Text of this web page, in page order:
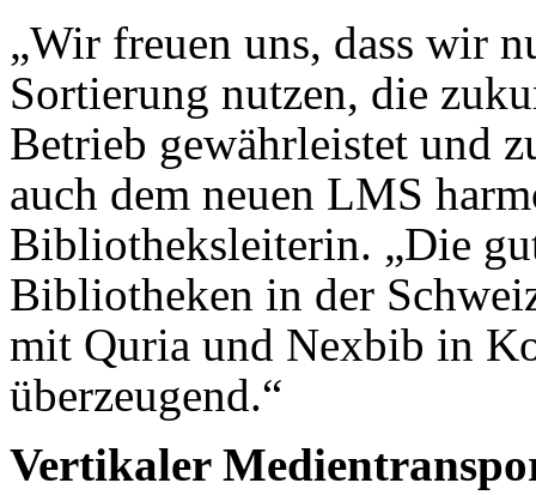
„Wir freuen uns, dass wir
Sortierung nutzen, die
Betrieb gewährleistet und
auch dem neuen LMS
Bibliotheksleiterin. „Die
Bibliotheken in der
mit Quria und Nexbib in
überzeugend.“
Vertikaler